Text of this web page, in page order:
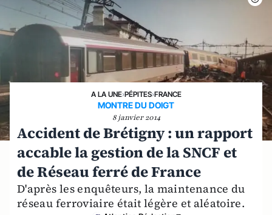
A LA UNE›PÉPITES›FRANCE
MONTRE DU DOIGT
8 janvier 2014
Accident de Brétigny : un rapport
accable la gestion de la SNCF et
de Réseau ferré de France
D'après les enquêteurs, la maintenance du
réseau ferroviaire était légère et aléatoire.